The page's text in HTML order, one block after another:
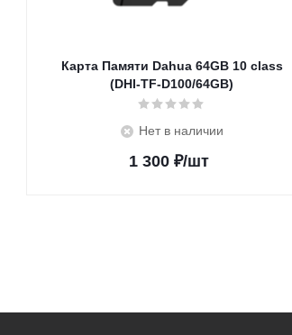
Карта Памяти Dahua 64GB 10 class
(DHI-TF-D100/64GB)
Нет в наличии
1 300₽/шт